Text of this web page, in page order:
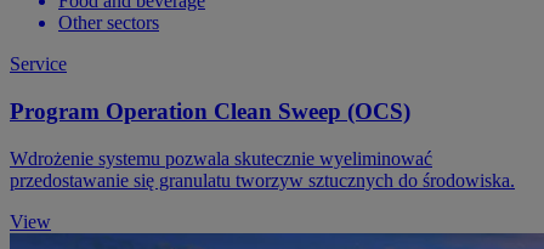
Other sectors
Service
Program Operation Clean Sweep (OCS)
Wdrożenie systemu pozwala skutecznie wyeliminować
przedostawanie się granulatu tworzyw sztucznych do środowiska.
View